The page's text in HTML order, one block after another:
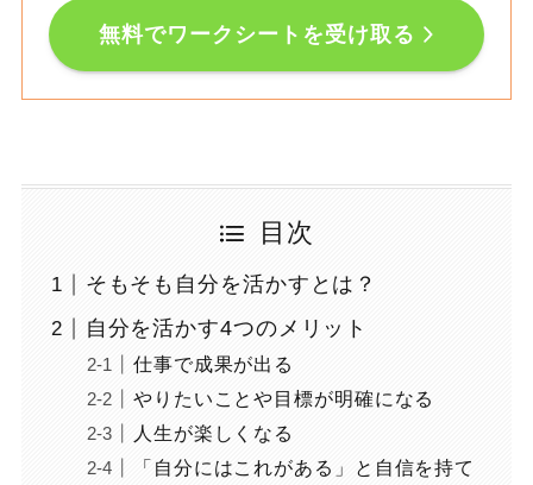
無料でワークシートを受け取る
目次
そもそも自分を活かすとは？
自分を活かす4つのメリット
仕事で成果が出る
やりたいことや目標が明確になる
人生が楽しくなる
「自分にはこれがある」と自信を持て